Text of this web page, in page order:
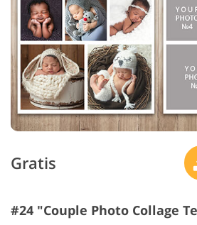
Gratis
#24 "Couple Photo Collage